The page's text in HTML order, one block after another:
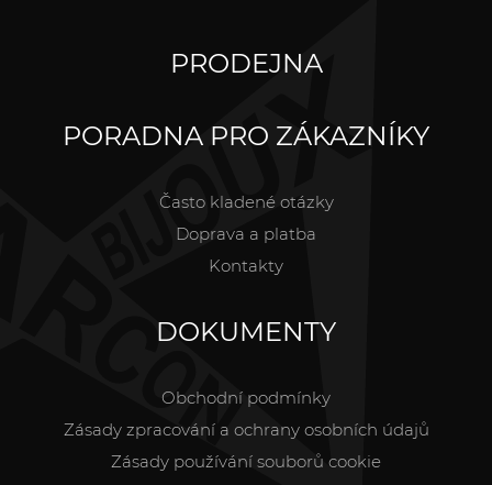
PRODEJNA
PORADNA PRO ZÁKAZNÍKY
Často kladené otázky
Doprava a platba
Kontakty
DOKUMENTY
Obchodní podmínky
Zásady zpracování a ochrany osobních údajů
Zásady používání souborů cookie